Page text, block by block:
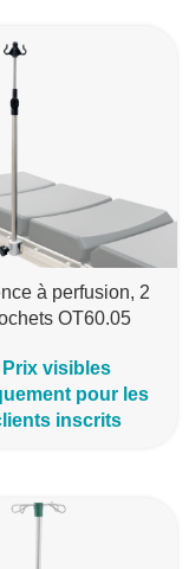
à perfusion, 2
OT60.05
Prix visibles
pour les
inscrits